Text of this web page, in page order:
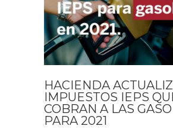
HACIENDA
IMPUESTOS IEPS
COBRAN A LAS
PARA 2021